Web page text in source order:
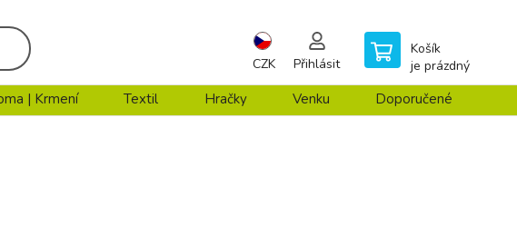
CZK Přihlásit
Košík
je prázdný
| Krmení Textil Hračky Venku Doporučené